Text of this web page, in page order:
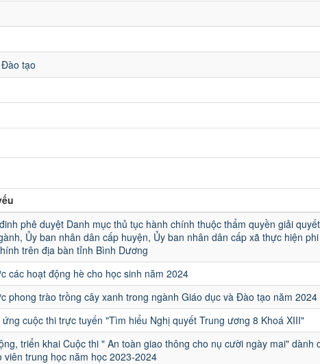
tạo
phê duyệt Danh mục thủ tục hành chính thuộc thẩm quyền giải
Ủy ban nhân dân cấp huyện, Ủy ban nhân dân cấp xã thực hiện
trên địa bàn tỉnh Bình Dương
các hoạt động hè cho học sinh năm 2024
phong trào trồng cây xanh trong ngành Giáo dục và Đào tạo năm 2024
ứng cuộc thi trực tuyến "Tìm hiểu Nghị quyết Trung ương 8 Khoá XIII"
triển khai Cuộc thi " An toàn giao thông cho nụ cười ngày mai" dành
viên trung học năm học 2023-2024